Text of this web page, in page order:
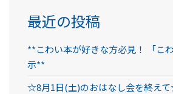
最近の投稿
**こわい本が好きな方必見！ 「こ
示**
☆8月1日(土)のおはなし会を終え